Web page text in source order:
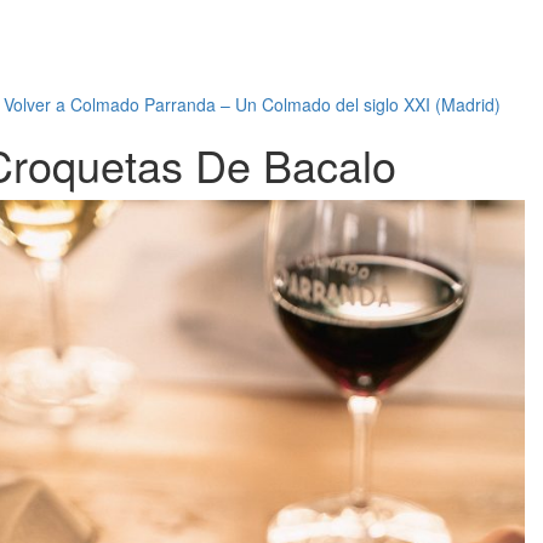
Volver a Colmado Parranda – Un Colmado del siglo XXI (Madrid)
De Bacalo